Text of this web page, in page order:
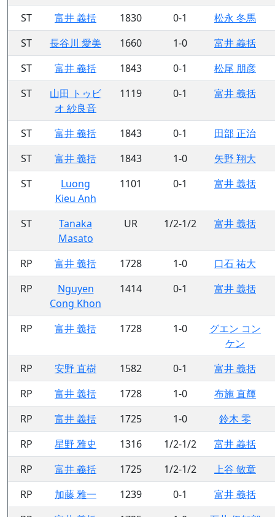
ST
富井 義括 1830 0-1
松永 冬馬
ST
長谷川 愛美 1660 1-0
富井 義括
ST
富井 義括 1843 0-1
松尾 朋彦
ST
山田 トゥビ
オ 紗良音
1119 0-1 富井 義括
ST 富井 義括 1843 0-1
田部 正治
ST
富井 義括 1843 1-0
矢野 翔大
ST
Luong
Kieu Anh
1101 0-1 富井 義括
ST
Tanaka
Masato
UR 1/2-1/2 富井 義括
RP 富井 義括 1728 1-0
口石 祐大
RP
Nguyen
Cong Khon
1414 0-1 富井 義括
RP 富井 義括 1728 1-0
グエン コン
ケン
RP
安野 直樹 1582 0-1
富井 義括
RP
富井 義括 1728 1-0
布施 直輝
RP
富井 義括 1725 1-0
鈴木 零
RP
星野 雅史 1316 1/2-1/2
富井 義括
RP
富井 義括 1725 1/2-1/2
上谷 敏章
RP
加藤 雅一 1239 0-1
富井 義括